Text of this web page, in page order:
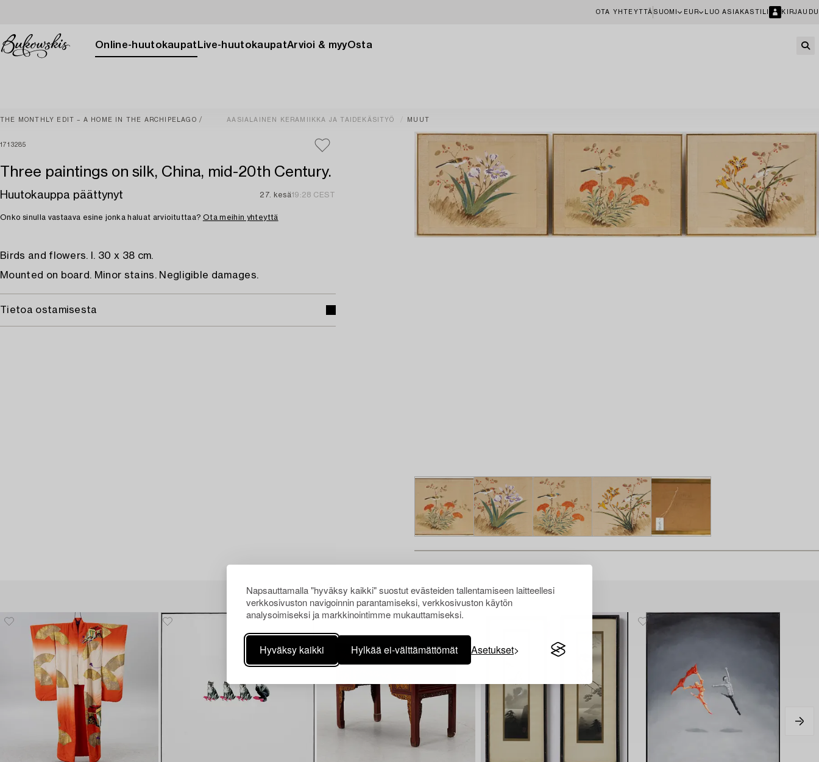
Napsauttamalla "hyväksy kaikki" suostut evästeiden tallentamiseen laitteellesi
verkkosivuston navigoinnin parantamiseksi, verkkosivuston käytön
analysoimiseksi ja markkinointimme mukauttamiseksi.
Hyväksy kaikki Hylkää ei-välttämättömät Asetukset
OTA YHTEYTTÄ SUOMI EUR LUO ASIAKASTILI KIRJAUDU
Online-huutokaupat Live-huutokaupatArvioi & myyOsta
THE MONTHLY EDIT – A HOME IN THE ARCHIPELAGO AASIALAINEN KERAMIIKKA JA TAIDEKÄSITYÖ MUUT
1713285
Three paintings on silk, China, mid-20th Century.
Huutokauppa päättynyt 27. kesä19:28 CEST
Onko sinulla vastaava esine jonka haluat arvioituttaa? Ota meihin yhteyttä
Birds and flowers. I. 30 x 38 cm.
Mounted on board. Minor stains. Negligible damages.
Tietoa ostamisesta
Muiden katsomia kohteita